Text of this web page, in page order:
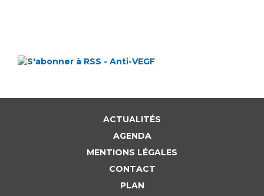
ACTUALITÉS
AGENDA
MENTIONS LÉGALES
CONTACT
PLAN